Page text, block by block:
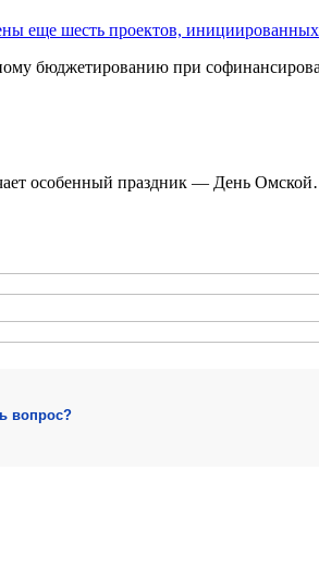
еще шесть проектов,
бюджетированию при
особенный праздник — День
вопрос?